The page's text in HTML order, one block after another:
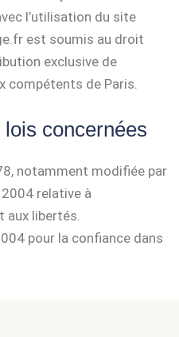
l’utilisation du site
est soumis au droit
exclusive de
compétents de Paris.
concernées
notamment modifiée par
relative à
aux libertés.
pour la confiance dans